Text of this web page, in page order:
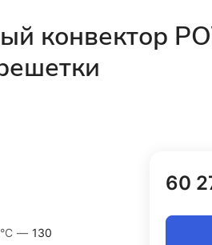
конвектор
— 130
60